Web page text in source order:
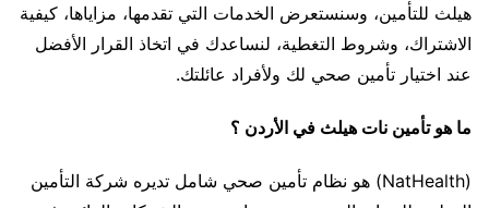
هيلث للتأمين، وسنستعرض الخدمات التي تقدمها، مزاياها، كيفية
الاشتراك، وشروط التغطية، لنساعدك في اتخاذ القرار الأفضل
عند اختيار تأمين صحي لك ولأفراد عائلتك.
ما هو تأمين نات هيلث في الأردن ؟
(NatHealth) هو نظام تأمين صحي شامل تديره شركة التأمين